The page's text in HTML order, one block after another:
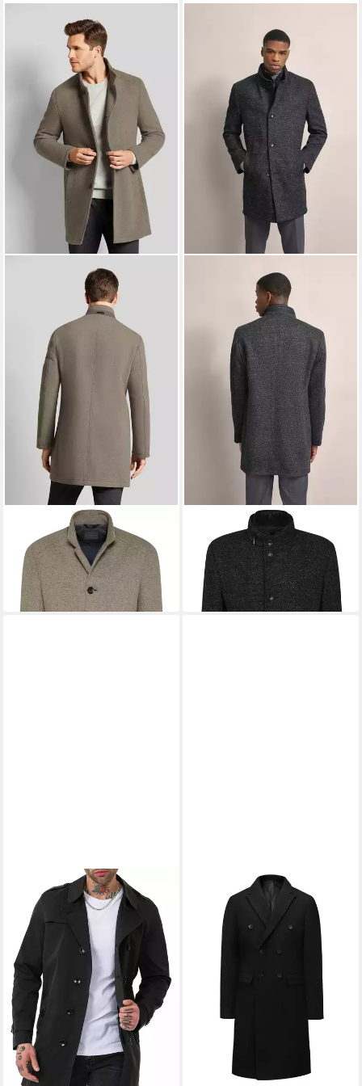
Wollmantel im klassischen
Design
219,99 € UVP279,99 €
-21%
Kurzmantel mit
Stretchfunktion
ab 239,99 € UVP 299,99 €
-20%